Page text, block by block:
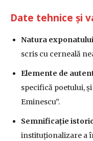
Date tehnice și
Natura
scris cu cerneală
Elemente de
specifică poetului,
Eminescu”.
Semnificație
instituționalizare a